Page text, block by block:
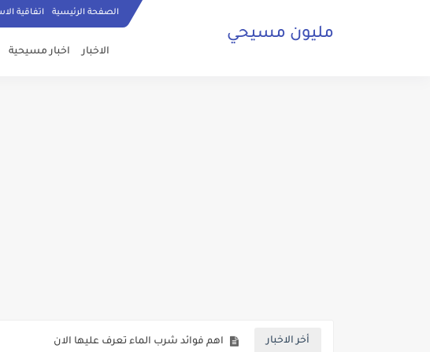
الصفحة الرئيسية اتفاقية
مليون مسيحي
الاخبار اخبار مسيحية
أخر الاخبار اهم فوائد شرب الماء تعرف عليها الان